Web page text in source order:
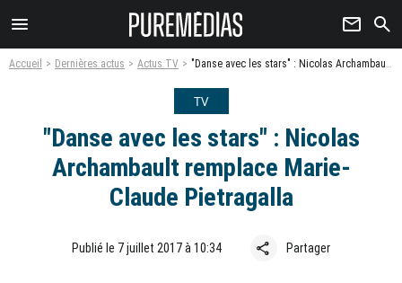
menu newsletter search
Accueil Dernières actus Actus TV "Danse avec les stars" : Nicolas Archambault remplace Marie-Claude Pietragalla
TV
"Danse avec les stars" : Nicolas
Archambault remplace Marie-
Claude Pietragalla
Publié le 7 juillet 2017 à 10:34 share Partager